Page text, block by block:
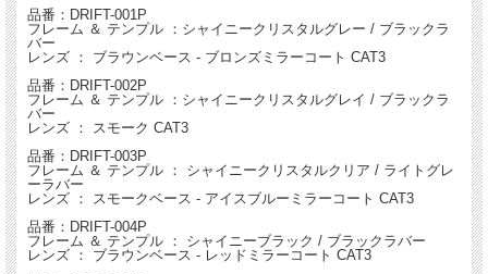
【キット内容】
サングラス本体×１
ソフトポーチ×１
化粧箱×１
【キット内容】DRIFT-005P, DRIFT-006P
サングラス本体×１
防水ハードケース ×１
クリーニングクロス×１
化粧箱×１
シグネイチャークリーニングクロス×１
品番：DRIFT-001P
フレーム ＆ テンプル ：シャイニークリスタルグレー / ブラックラ
バー
レンズ ： ブラウンベース - ブロンズミラーコート CAT3
品番：DRIFT-002P
フレーム ＆ テンプル ：シャイニークリスタルグレイ / ブラックラ
バー
レンズ ： スモーク CAT3
品番：DRIFT-003P
フレーム ＆ テンプル ： シャイニークリスタルクリア / ライトグレ
ーラバー
レンズ ： スモークベース - アイスブルーミラーコート CAT3
品番：DRIFT-004P
フレーム ＆ テンプル ： シャイニーブラック / ブラックラバー
レンズ ： ブラウンベース - レッドミラーコート CAT3